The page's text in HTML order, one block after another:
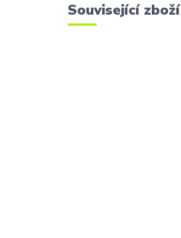
Související zboží